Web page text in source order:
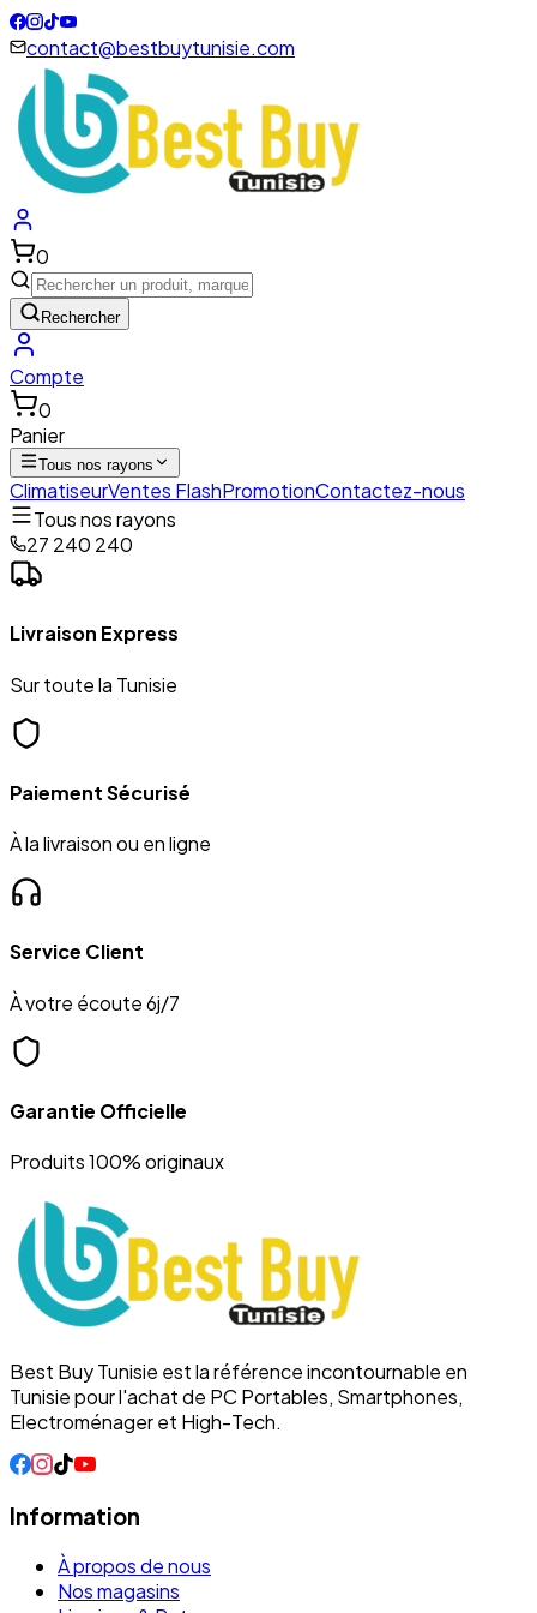
contact@bestbuytunisie.com
0
Rechercher
Compte
0
Panier
Tous nos rayons
ClimatiseurVentes FlashPromotionContactez-nous
Tous nos rayons
27 240 240
Livraison Express
Sur toute la Tunisie
Paiement Sécurisé
À la livraison ou en ligne
Service Client
À votre écoute 6j/7
Garantie Officielle
Produits 100% originaux
Best Buy Tunisie est la référence incontournable en
Tunisie pour l'achat de PC Portables, Smartphones,
Electroménager et High-Tech.
Information
À propos de nous
Nos magasins